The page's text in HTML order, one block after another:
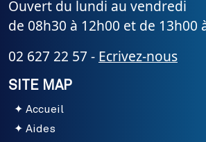
Ouvert du lundi au vendredi
de 08h30 à 12h00 et de 13h00
02 627 22 57 - Ecrivez-nous
SITE MAP
Accueil
Aides